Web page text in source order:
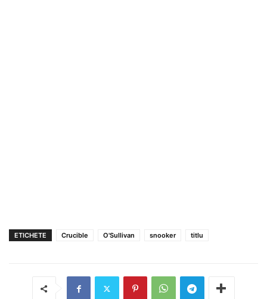
ETICHETE Crucible O'Sullivan snooker titlu